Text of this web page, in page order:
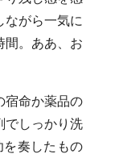
ながら一気に
間。ああ、お
宿命か薬品の
でしっかり洗
を奏したもの